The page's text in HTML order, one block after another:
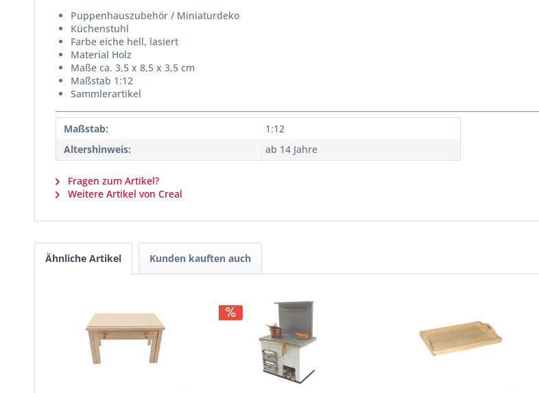
Puppenhauszubehör / Miniaturdeko
Küchenstuhl
Farbe eiche hell, lasiert
Material Holz
Maße ca. 3,5 x 8,5 x 3,5 cm
Maßstab 1:12
Sammlerartikel
Maßstab:
1:12
Altershinweis:
ab 14 Jahre
Fragen zum Artikel?
Weitere Artikel von Creal
Ähnliche Artikel Kunden kauften auch